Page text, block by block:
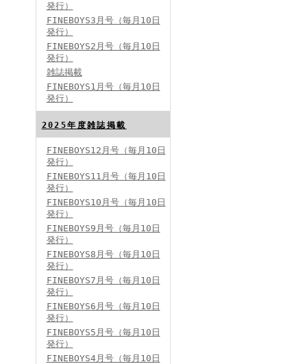
FINEBOYS2024年8月号
FINEBOYS2024年7月号
発行）
FINEBOYS3月号（毎月10日
発行）
FINEBOYS2月号（毎月10日
発行）
雑誌掲載
FINEBOYS1月号（毎月10日
発行）
2025年度雑誌掲載
FINEBOYS12月号（毎月10日
発行）
FINEBOYS11月号（毎月10日
発行）
FINEBOYS10月号（毎月10日
発行）
FINEBOYS9月号（毎月10日
発行）
FINEBOYS8月号（毎月10日
発行）
FINEBOYS7月号（毎月10日
発行）
FINEBOYS6月号（毎月10日
発行）
FINEBOYS5月号（毎月10日
発行）
FINEBOYS4月号（毎月10日